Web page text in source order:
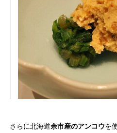
さらに北海道余市産のアンコウを